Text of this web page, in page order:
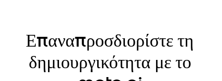
Επαναπροσδιορίστε τη
δημιουργικότητα με το